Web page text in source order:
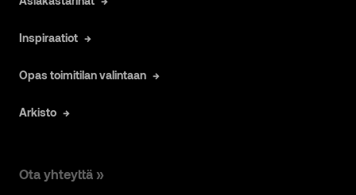
Inspiraatiot
Opas toimitilan valintaan
Arkisto
Ota yhteyttä »